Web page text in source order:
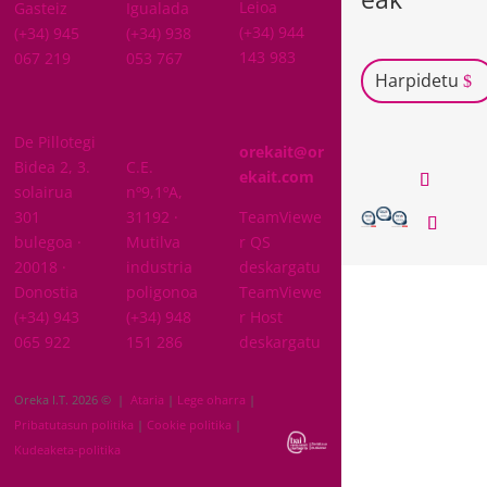
Gasteiz
(+34) 945
067 219
Igualada
(+34) 938
053 767
Leioa
(+34) 944
143 983
De Pillotegi
Bidea 2, 3.
solairua
301
bulegoa ·
20018 ·
Donostia
(+34) 943
065 922
C.E.
nº9,1ºA,
31192 ·
Mutilva
industria
poligonoa
(+34) 948
151 286
orekait@or
ekait.com
TeamViewe
r QS
deskargatu
TeamViewe
r Host
deskargatu
Oreka I.T. 2026 © | Ataria | Lege oharra |
Pribatutasun politika | Cookie politika |
Kudeaketa-politika
Harpidetu